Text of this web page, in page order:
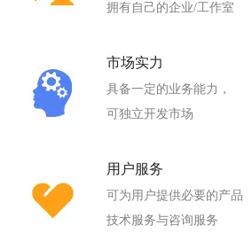
拥有自己的企业/工作室
市场实力
具备一定的业务能力，
可独立开发市场
用户服务
可为用户提供必要的产品
技术服务与咨询服务